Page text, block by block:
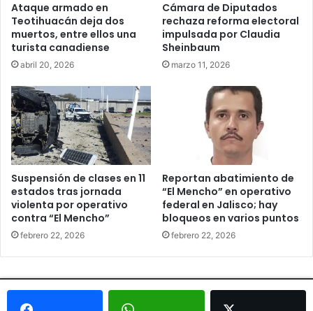
Ataque armado en
Teotihuacán deja dos
muertos, entre ellos una
turista canadiense
abril 20, 2026
Cámara de Diputados
rechaza reforma electoral
impulsada por Claudia
Sheinbaum
marzo 11, 2026
Suspensión de clases en 11
estados tras jornada
violenta por operativo
contra “El Mencho”
febrero 22, 2026
Reportan abatimiento de
“El Mencho” en operativo
federal en Jalisco; hay
bloqueos en varios puntos
febrero 22, 2026
© Copyright 2026, Todos los derechos reservados - Metrópoli